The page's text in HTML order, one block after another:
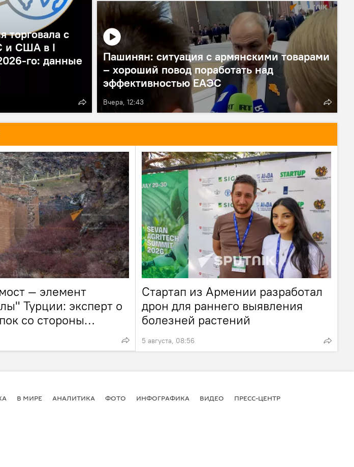
торговала с
и США в I
го: данные
Вчера, 12:43
Пашинян: ситуация с армянскими товарами
– хороший повод поработать над
эффективностью ЕАЭС
— элемент
Турции: эксперт о
со стороны
Стартап из Армении разработал
дрон для раннего выявления
болезней растений
5 августа, 08:56
В МИРЕ АНАЛИТИКА ФОТО ИНФОГРАФИКА ВИДЕО ПРЕСС-ЦЕНТР